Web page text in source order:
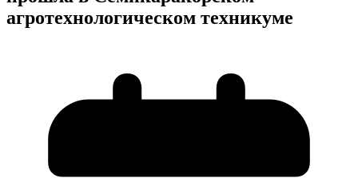
агротехнологическом техникуме